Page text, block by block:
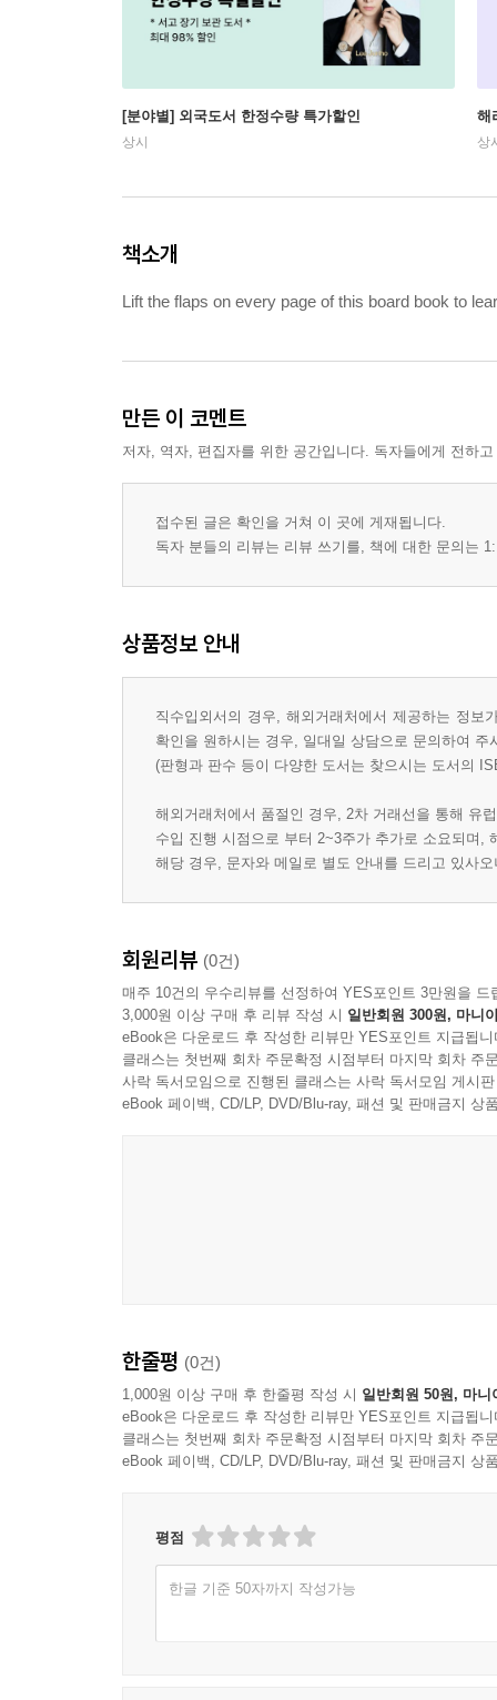
[분야별] 외국도서 한정수량 특가할인
상시
해
상
책소개
Lift the flaps on every page of this board book to
만든 이 코멘트
저자, 역자, 편집자를 위한 공간입니다. 독자들에게 전하
접수된 글은 확인을 거쳐 이 곳에 게재됩니다.
독자 분들의 리뷰는 리뷰 쓰기를, 책에 대한 문의는
상품정보 안내
직수입외서의 경우, 해외거래처에서 제공하는 정
확인을 원하시는 경우, 일대일 상담으로 문의하여 주
(판형과 판수 등이 다양한 도서는 찾으시는 도서의
해외거래처에서 품절인 경우, 2차 거래선을 통해 유
수입 진행 시점으로 부터 2~3주가 추가로 소요되며,
해당 경우, 문자와 메일로 별도 안내를 드리고 있사
회원리뷰 (0건)
매주 10건의 우수리뷰를 선정하여 YES포인트 3만원을 드
3,000원 이상 구매 후 리뷰 작성 시 일반회원 300원, 마니
eBook은 다운로드 후 작성한 리뷰만 YES포인트 지급됩니
클래스는 첫번째 회차 주문확정 시점부터 마지막 회차 주
사락 독서모임으로 진행된 클래스는 사락 독서모임 게시
eBook 페이백, CD/LP, DVD/Blu-ray, 패션 및 판매금지 상
한줄평 (0건)
1,000원 이상 구매 후 한줄평 작성 시 일반회원 50원, 마니
eBook은 다운로드 후 작성한 리뷰만 YES포인트 지급됩니
클래스는 첫번째 회차 주문확정 시점부터 마지막 회차 주
eBook 페이백, CD/LP, DVD/Blu-ray, 패션 및 판매금지 상
평점
한글 기준 50자까지 작성가능